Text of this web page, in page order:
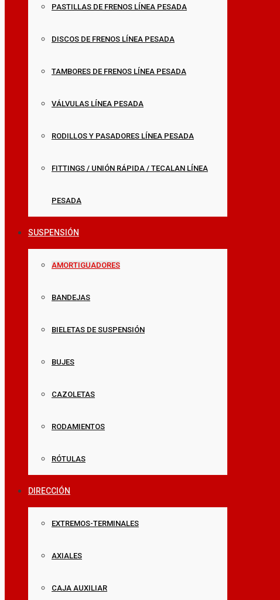
PASTILLAS DE FRENOS LÍNEA PESADA
DISCOS DE FRENOS LÍNEA PESADA
TAMBORES DE FRENOS LÍNEA PESADA
VÁLVULAS LÍNEA PESADA
RODILLOS Y PASADORES LÍNEA PESADA
FITTINGS / UNIÓN RÁPIDA / TECALAN LÍNEA
PESADA
SUSPENSIÓN
AMORTIGUADORES
BANDEJAS
BIELETAS DE SUSPENSIÓN
BUJES
CAZOLETAS
RODAMIENTOS
RÓTULAS
DIRECCIÓN
EXTREMOS-TERMINALES
AXIALES
CAJA AUXILIAR